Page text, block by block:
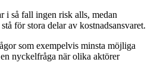
så fall ingen risk alls, medan
för stora delar av kostnadsansvaret.
som exempelvis minsta möjliga
nyckelfråga när olika aktörer